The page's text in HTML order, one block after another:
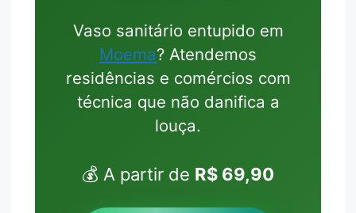
Vaso sanitário entupido em
Moema? Atendemos
residências e comércios com
técnica que não danifica a
louça.
💰 A partir de R$ 69,90